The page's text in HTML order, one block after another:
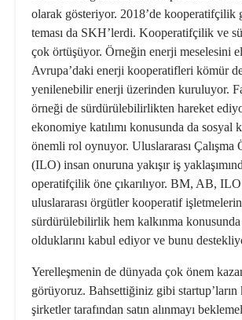
olarak gösteriyor. 2018’de kooperatifçilik
teması da SKH’lerdi. Ko­operatifçilik ve
çok örtüşüyor. Örneğin enerji meselesini
Avrupa’daki enerji koopera­tifleri kömür
yenilene­bilir enerji üzerinden kuruluyor.
örneği de sürdürülebilirlikten hareket
ekonomiye katılımı konusunda da sosyal
önemli rol oynuyor. Ulusla­rarası Çalışma
(ILO) insan onuruna yakışır iş
operatifçilik öne çıkarılıyor. BM, AB,
uluslararası örgütler koopera­tif
sürdürülebilirlik hem kalkınma
olduklarını kabul ediyor ve bunu
Yerelleşmenin de dünyada çok önem
görüyoruz. Bahsettiğiniz gibi
şir­ketler tarafından satın alınmayı